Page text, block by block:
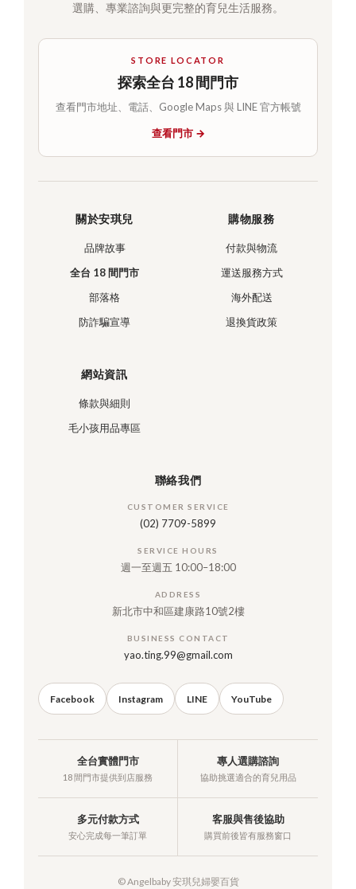
選購、專業諮詢與更完整的育兒生活服務。
STORE LOCATOR
探索全台 18 間門市
查看門市地址、電話、Google Maps 與 LINE 官方帳號
查看門市 →
關於安琪兒
品牌故事
全台 18 間門市
部落格
防詐騙宣導
購物服務
付款與物流
運送服務方式
海外配送
退換貨政策
網站資訊
條款與細則
毛小孩用品專區
聯絡我們
CUSTOMER SERVICE
(02) 7709-5899
SERVICE HOURS
週一至週五 10:00–18:00
ADDRESS
新北市中和區建康路10號2樓
BUSINESS CONTACT
yao.ting.99@gmail.com
Facebook Instagram LINE YouTube
全台實體門市
18 間門市提供到店服務
專人選購諮詢
協助挑選適合的育兒用品
多元付款方式
安心完成每一筆訂單
客服與售後協助
購買前後皆有服務窗口
© Angelbaby 安琪兒婦嬰百貨